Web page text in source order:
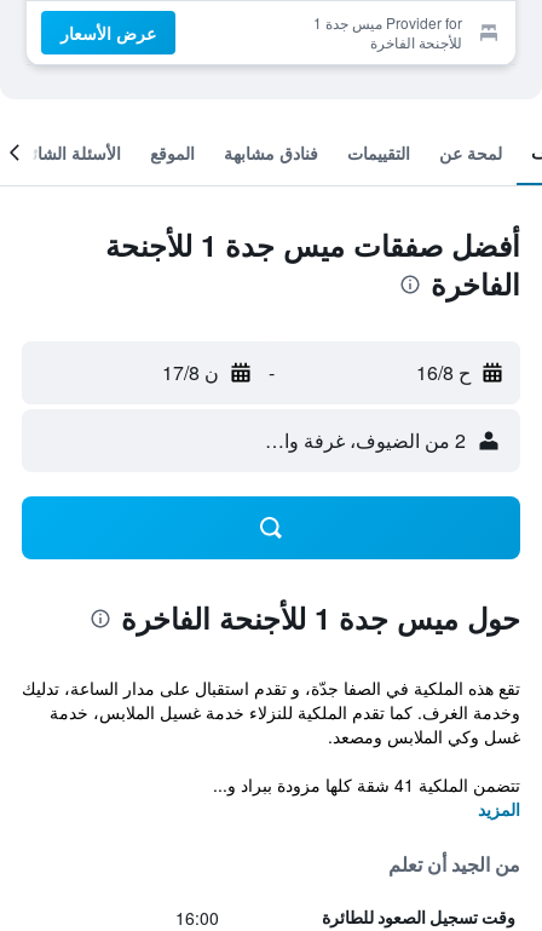
Provider for ميس جدة 1
للأجنحة الفاخرة
عرض الأسعار
لمحة عن التقييمات فنادق مشابهة الموقع الأسئلة الشائعة
أفضل صفقات ميس جدة 1 للأجنحة
الفاخرة
ح 16/8 - ن 17/8
2 من الضيوف، غرفة واحدة
حول ميس جدة 1 للأجنحة الفاخرة
تقع هذه الملكية في الصفا جدّة، و تقدم استقبال على مدار الساعة، تدليك
وخدمة الغرف. كما تقدم الملكية للنزلاء خدمة غسيل الملابس، خدمة
غسل وكي الملابس ومصعد.
تتضمن الملكية 41 شقة كلها مزودة ببراد و...
المزيد
من الجيد أن تعلم
وقت تسجيل الصعود للطائرة 16:00